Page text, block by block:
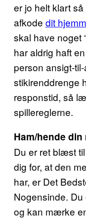
er jo helt klart
afkode dit
skal have noget
har aldrig haft
person ansigt-
stikirenddrenge
responstid, så
spillereglerne.
Ham/hende
Du er ret blæst
dig for, at den
har, er Det
Nogensinde.
og kan mærke